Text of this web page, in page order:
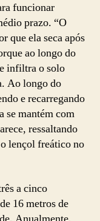
funcionar
prazo. “O
que ela seca após
ao longo do
infiltra o solo
Ao longo do
e recarregando
se mantém com
ressaltando
lençol freático no
a cinco
16 metros de